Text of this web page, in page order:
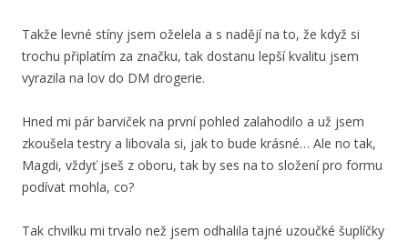
Takže levné stíny jsem oželela a s nadějí na to, že když si
trochu připlatím za značku, tak dostanu lepší kvalitu jsem
vyrazila na lov do DM drogerie.
Hned mi pár barviček na první pohled zalahodilo a už jsem
zkoušela testry a libovala si, jak to bude krásné… Ale no tak,
Magdi, vždyť jseš z oboru, tak by ses na to složení pro formu
podívat mohla, co?
Tak chvilku mi trvalo než jsem odhalila tajné uzoučké šuplíčky